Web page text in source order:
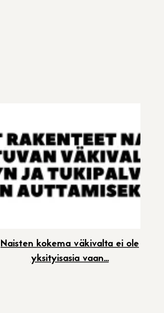
Naisten kokema väkivalta ei ole
yksityisasia vaan…